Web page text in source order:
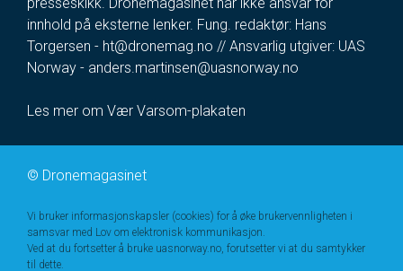
innhold på eksterne lenker. Fung. redaktør: Hans
Torgersen - ht@dronemag.no // Ansvarlig utgiver: UAS
Norway - anders.martinsen@uasnorway.no
Les mer om Vær Varsom-plakaten
© Dronemagasinet
Vi bruker informasjonskapsler (cookies) for å øke brukervennligheten i
samsvar med Lov om elektronisk kommunikasjon.
Ved at du fortsetter å bruke uasnorway.no, forutsetter vi at du samtykker
til dette.